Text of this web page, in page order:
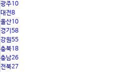
광주10
대전8
울산10
경기 58
강원55
충북18
충남26
전북27